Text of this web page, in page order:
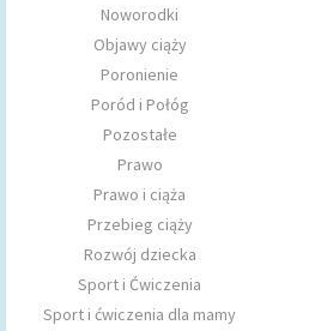
Noworodki
Objawy ciąży
Poronienie
Poród i Połóg
Pozostałe
Prawo
Prawo i ciąża
Przebieg ciąży
Rozwój dziecka
Sport i Ćwiczenia
Sport i ćwiczenia dla mamy